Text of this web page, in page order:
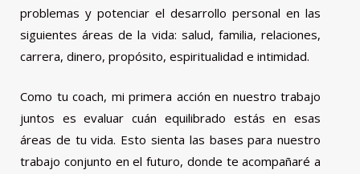
problemas y potenciar el desarrollo personal en las
siguientes áreas de la vida: salud, familia, relaciones,
carrera, dinero, propósito, espiritualidad e intimidad.
Como tu coach, mi primera acción en nuestro trabajo
juntos es evaluar cuán equilibrado estás en esas
áreas de tu vida. Esto sienta las bases para nuestro
trabajo conjunto en el futuro, donde te acompañaré a